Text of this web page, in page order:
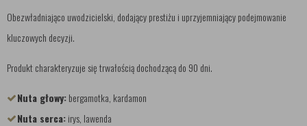
Obezwładniająco uwodzicielski, dodający prestiżu i uprzyjemniający podejmowanie
kluczowych decyzji.
Produkt charakteryzuje się trwałością dochodzącą do 90 dni.
Nuta głowy:bergamotka, kardamon
Nuta serca:irys, lawenda